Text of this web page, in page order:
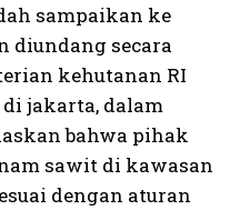
sampaikan ke
diundang secara
kehutanan RI
jakarta, dalam
bahwa pihak
sawit di kawasan
dengan aturan